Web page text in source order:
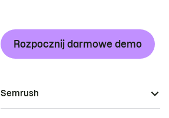
Rozpocznij darmowe demo
Semrush